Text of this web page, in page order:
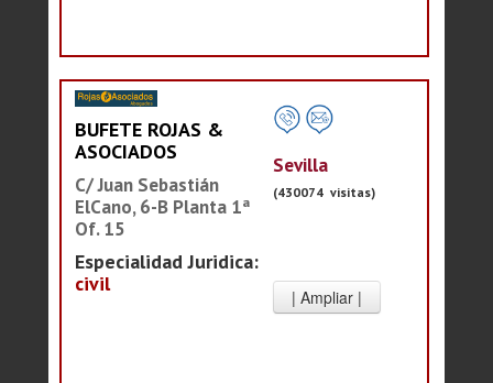
BUFETE ROJAS &
ASOCIADOS
C/ Juan Sebastián
ElCano, 6-B Planta 1ª
Of. 15
Especialidad Juridica:
civil
Sevilla
(430074 visitas)